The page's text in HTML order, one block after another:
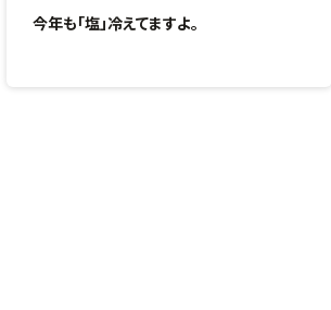
今年も「塩」冷えてますよ。